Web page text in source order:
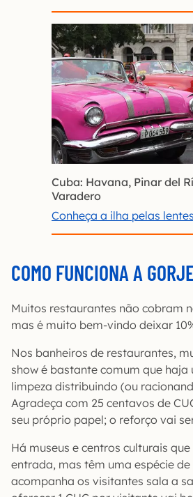
Cuba: Havana, Pinar del
Varadero
Conheça a ilha pelas
COMO FUNCIONA A
Muitos restaurantes não cobram
mas é muito bem-vindo deixar
Nos banheiros de restaurantes,
show é bastante comum que
limpeza distribuindo (ou
Agradeça com 25 centavos de
seu próprio papel; o reforço vai
Há museus e centros culturais
entrada, mas têm uma espécie de
acompanha os visitantes sala a